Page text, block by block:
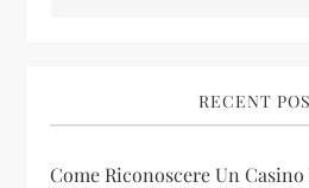
i
g
RECENT
Come Riconoscere Un Casino